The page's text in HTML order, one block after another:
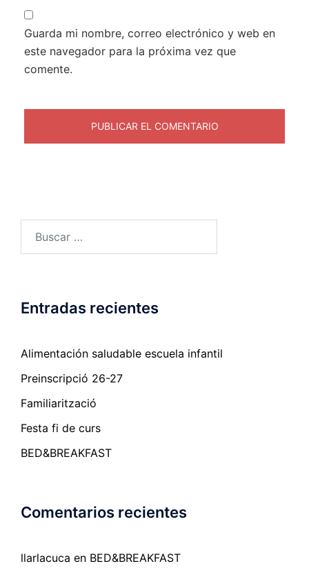
Guarda mi nombre, correo electrónico y web en
este navegador para la próxima vez que
comente.
Entradas recientes
Alimentación saludable escuela infantil
Preinscripció 26-27
Familiarització
Festa fi de curs
BED&BREAKFAST
Comentarios recientes
llarlacuca en BED&BREAKFAST